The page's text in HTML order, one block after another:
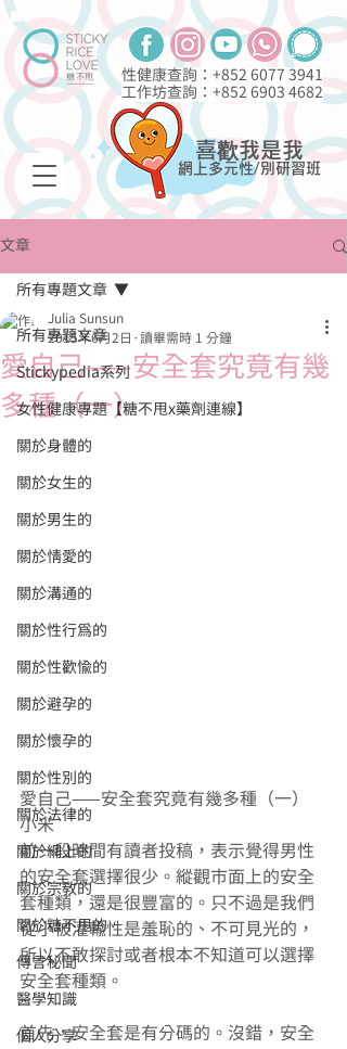
性健康查詢：+852 6077 3941
工作坊查詢：+852 6903 4682
喜歡我是我
網上多元性/別研習班
文章
所有專題文章
Stickypedia系列
女性健康專題【糖不甩x藥劑連線】
關於身體的
關於女生的
關於男生的
關於情愛的
關於溝通的
關於性行為的
關於性歡愉的
關於避孕的
關於懷孕的
關於性別的
關於法律的
關於網上的
關於宗教的
關於糖不甩的
傳言秘聞
醫學知識
個人分享
所有專題文章
愛自己——安全套究竟有幾
多種（一）
Julia Sunsun
2015年6月2日
讀畢需時 1 分鐘
愛自己——安全套究竟有幾多種（一）
小米
前一段時間有讀者投稿，表示覺得男性
的安全套選擇很少。縱觀市面上的安全
套種類，還是很豐富的。只不過是我們
從小被灌輸性是羞恥的、不可見光的，
所以不敢探討或者根本不知道可以選擇
安全套種類。
首先，安全套是有分碼的。沒錯，安全